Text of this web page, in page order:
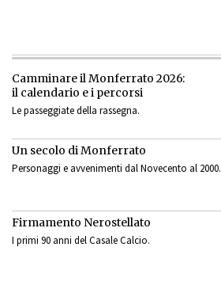
Camminare il Monferrato 2026:
il calendario e i percorsi
Le passeggiate della rassegna.
Un secolo di Monferrato
Personaggi e avvenimenti dal Novecento al 2000.
Firmamento Nerostellato
I primi 90 anni del Casale Calcio.